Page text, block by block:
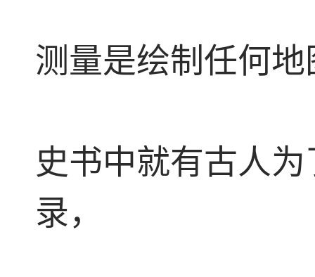
测量是绘制任何
史书中就有古人
录，